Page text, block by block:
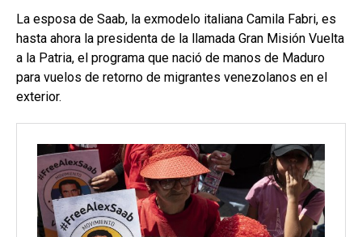
La esposa de Saab, la exmodelo italiana Camila Fabri, es
hasta ahora la presidenta de la llamada Gran Misión Vuelta
a la Patria, el programa que nació de manos de Maduro
para vuelos de retorno de migrantes venezolanos en el
exterior.